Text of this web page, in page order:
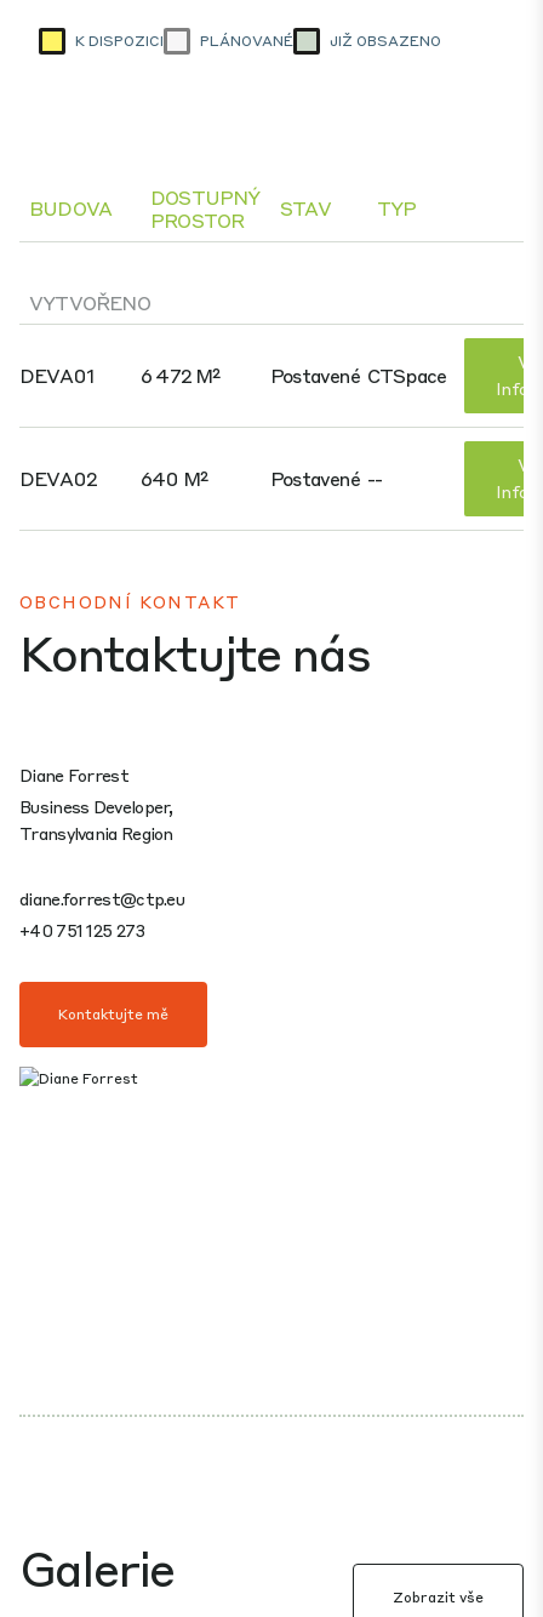
K DISPOZICI PLÁNOVANÉ JIŽ OBSAZENO
BUDOVA
DOSTUPNÝ
PROSTOR
STAV TYP
VYTVOŘENO
DEVA01 6 472 M² Postavené CTSpace
DEVA02 640 M² Postavené --
OBCHODNÍ KONTAKT
Kontaktujte nás
Diane Forrest
Business Developer,
Transylvania Region
diane.forrest@ctp.eu
+40 751 125 273
Kontaktujte mě
Galerie Zobrazit vše